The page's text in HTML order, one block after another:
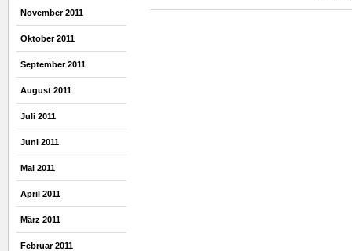
November 2011
Oktober 2011
September 2011
August 2011
Juli 2011
Juni 2011
Mai 2011
April 2011
März 2011
Februar 2011